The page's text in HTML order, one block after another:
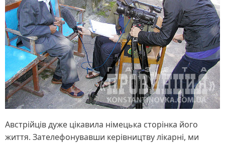
Австрійців дуже цікавила німецька сторінка його
життя. Зателефонувавши керівництву лікарні, ми